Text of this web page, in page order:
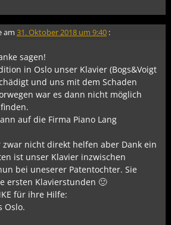
am 31. Oktober 2018 um 9:40 :
sagen!
in Oslo unser Klavier (Bogs&Voigt
und uns mit dem Schaden
war es dann nicht möglich
auf die Firma Piano Lang
nicht direkt helfen aber Dank ein
ist unser Klavier inzwischen
bei uneserer Patentochter. Sie
ersten Klavierstunden 🙂
für ihre Hilfe:
Oslo.